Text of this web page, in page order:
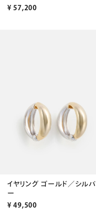
¥ 57,200
イヤリング ゴールド／シルバ
ー
¥ 49,500